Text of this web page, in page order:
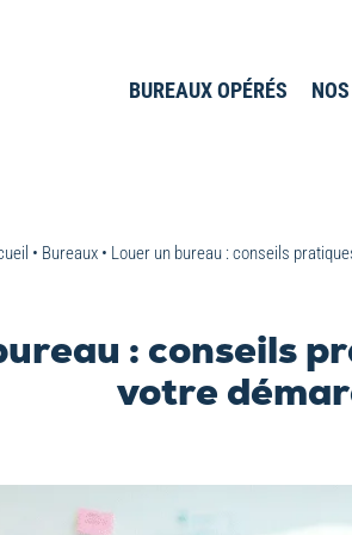
BUREAUX OPÉRÉS
• Bureaux • Louer un bureau : conseils
: conseils
votre